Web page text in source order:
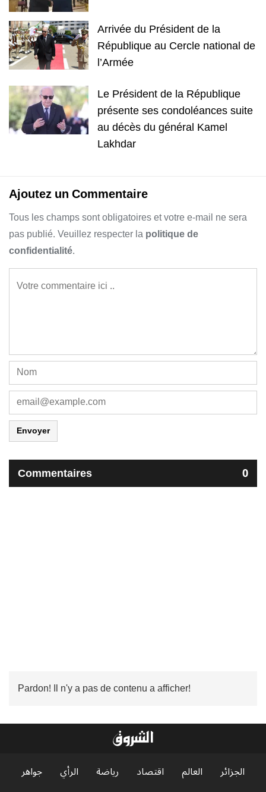
Arrivée du Président de la
République au Cercle national de
l’Armée
Le Président de la République
présente ses condoléances suite
au décès du général Kamel
Lakhdar
Ajoutez un Commentaire
Tous les champs sont obligatoires et votre e-mail ne sera
pas publié. Veuillez respecter lapolitique de
confidentialité.
Envoyer
Commentaires 0
Pardon! Il n'y a pas de contenu a afficher!
الجزائر العالم اقتصاد رياضة الرأي
جواهر